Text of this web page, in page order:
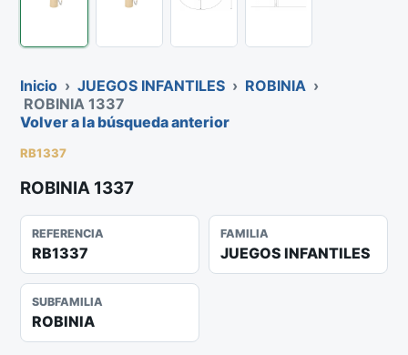
Inicio › JUEGOS INFANTILES › ROBINIA ›
ROBINIA 1337
Volver a la búsqueda anterior
RB1337
ROBINIA 1337
REFERENCIA
RB1337
FAMILIA
JUEGOS INFANTILES
SUBFAMILIA
ROBINIA